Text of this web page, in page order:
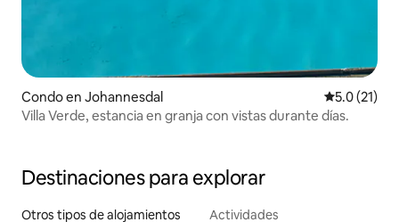
Condo en Johannesdal Calificación
5.0 (21)
Villa Verde, estancia en granja con vistas durante días.
Destinaciones para explorar
Otros tipos de alojamientos Actividades